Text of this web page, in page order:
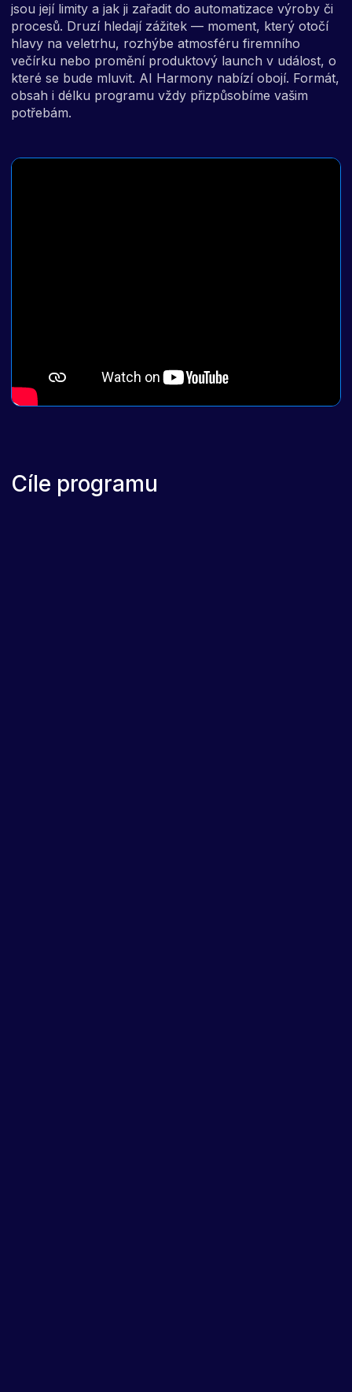
jsou její limity a jak ji zařadit do automatizace výroby či
procesů. Druzí hledají zážitek — moment, který otočí
hlavy na veletrhu, rozhýbe atmosféru firemního
večírku nebo promění produktový launch v událost, o
které se bude mluvit. AI Harmony nabízí obojí. Formát,
obsah i délku programu vždy přizpůsobíme vašim
potřebám.
Cíle programu